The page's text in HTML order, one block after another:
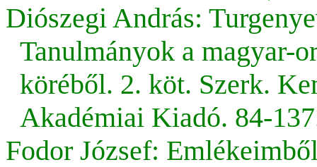
Diószegi András:
Tanulmányok a magyar-
köréből. 2. köt. Szerk.
Akadémiai Kiadó. 84-
Fodor József: